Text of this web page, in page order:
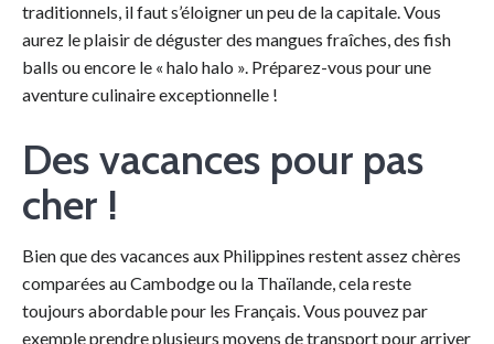
traditionnels, il faut s’éloigner un peu de la capitale. Vous
aurez le plaisir de déguster des mangues fraîches, des fish
balls ou encore le « halo halo ». Préparez-vous pour une
aventure culinaire exceptionnelle !
Des vacances pour pas
cher !
Bien que des vacances aux Philippines restent assez chères
comparées au Cambodge ou la Thaïlande, cela reste
toujours abordable pour les Français. Vous pouvez par
exemple prendre plusieurs moyens de transport pour arriver